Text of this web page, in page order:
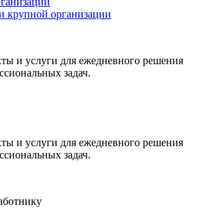
крупной организации
и услуги для ежедневного решения
задач.
и услуги для ежедневного решения
задач.